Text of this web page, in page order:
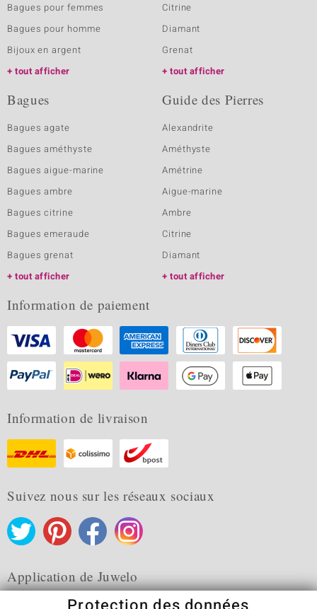
Bagues pour femmes
Bagues pour homme
Bijoux en argent
tout afficher
Citrine
Diamant
Grenat
tout afficher
Bagues
Bagues agate
Bagues améthyste
Bagues aigue-marine
Bagues ambre
Bagues citrine
Bagues emeraude
Bagues grenat
tout afficher
Guide des Pierres
Alexandrite
Améthyste
Amétrine
Aigue-marine
Ambre
Citrine
Diamant
tout afficher
Information de paiement
Information de livraison
Suivez nous sur les réseaux sociaux
Application de Juwelo